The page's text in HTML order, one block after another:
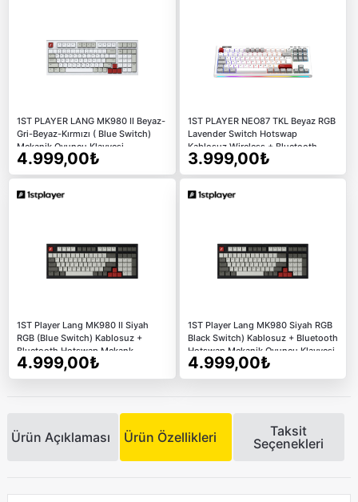
1ST PLAYER LANG MK980 II Beyaz-
Gri-Beyaz-Kırmızı ( Blue Switch)
Mekanik Oyuncu Klavyesi
4.999,00₺
1ST PLAYER NEO87 TKL Beyaz RGB
Lavender Switch Hotswap
Kablosuz Wireless + Bluetooth
Türkçe Mekanik Oyuncu Klavyesi
3.999,00₺
1ST Player Lang MK980 II Siyah
RGB (Blue Switch) Kablosuz +
Bluetooth Hotswap Mekank
Oyuncu Klavyesi
4.999,00₺
1ST Player Lang MK980 Siyah RGB
Black Switch) Kablosuz + Bluetooth
Hotswap Mekanik Oyuncu Klavyesi
4.999,00₺
Ürün Açıklaması Ürün Özellikleri
Taksit
Seçenekleri